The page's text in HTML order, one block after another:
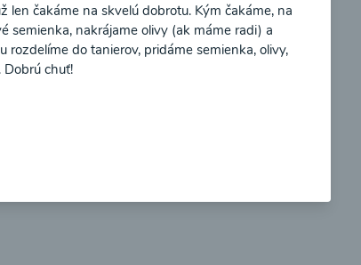
00:25 Zobraziť
len čakáme na skvelú dobrotu. Kým čakáme, na
semienka, nakrájame olivy (ak máme radi) a
rozdelíme do tanierov, pridáme semienka, olivy,
Dobrú chuť!